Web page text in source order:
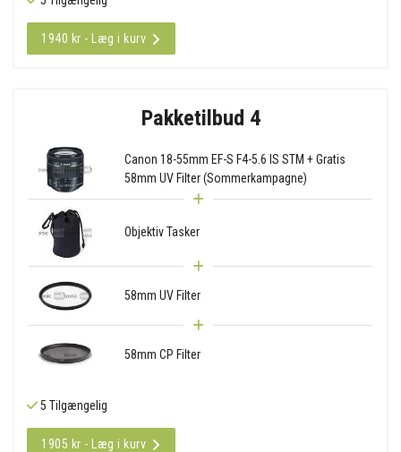
1940 kr - Læg i kurv
Pakketilbud 4
Canon 18-55mm EF-S F4-5.6 IS STM + Gratis
58mm UV Filter (Sommerkampagne)
Objektiv Tasker
58mm UV Filter
58mm CP Filter
5 Tilgængelig
1905 kr - Læg i kurv